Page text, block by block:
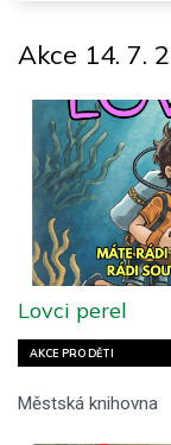
Akce 14. 7.
AKCE PRO DĚTI
Lovci perel
Městská knihovna